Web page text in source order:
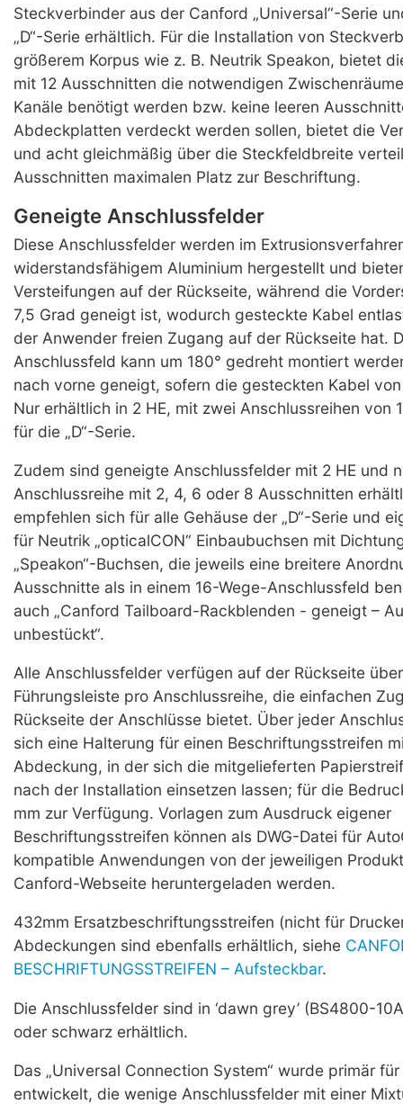
Steckverbinder aus der Canford „Universal“-Serie
„D“-Serie erhältlich. Für die Installation von
größerem Korpus wie z. B. Neutrik Speakon, bietet
mit 12 Ausschnitten die notwendigen
Kanäle benötigt werden bzw. keine leeren
Abdeckplatten verdeckt werden sollen, bietet die
und acht gleichmäßig über die Steckfeldbreite
Ausschnitten maximalen Platz zur Beschriftung.
Geneigte Anschlussfelder
Diese Anschlussfelder werden im
widerstandsfähigem Aluminium hergestellt und
Versteifungen auf der Rückseite, während die
7,5 Grad geneigt ist, wodurch gesteckte Kabel
der Anwender freien Zugang auf der Rückseite hat.
Anschlussfeld kann um 180° gedreht montiert
nach vorne geneigt, sofern die gesteckten Kabel
Nur erhältlich in 2 HE, mit zwei Anschlussreihen von
für die „D“-Serie.
Zudem sind geneigte Anschlussfelder mit 2 HE und
Anschlussreihe mit 2, 4, 6 oder 8 Ausschnitten
empfehlen sich für alle Gehäuse der „D“-Serie und
für Neutrik „opticalCON“ Einbaubuchsen mit
„Speakon“-Buchsen, die jeweils eine breitere
Ausschnitte als in einem 16-Wege-Anschlussfeld
auch „Canford Tailboard-Rackblenden - geneigt –
unbestückt“.
Alle Anschlussfelder verfügen auf der Rückseite
Führungsleiste pro Anschlussreihe, die einfachen
Rückseite der Anschlüsse bietet. Über jeder
sich eine Halterung für einen Beschriftungsstreifen
Abdeckung, in der sich die mitgelieferten
nach der Installation einsetzen lassen; für die
mm zur Verfügung. Vorlagen zum Ausdruck eigener
Beschriftungsstreifen können als DWG-Datei für
kompatible Anwendungen von der jeweiligen
Canford-Webseite heruntergeladen werden.
432mm Ersatzbeschriftungsstreifen (nicht für
Abdeckungen sind ebenfalls erhältlich, siehe
BESCHRIFTUNGSSTREIFEN – Aufsteckbar.
Die Anschlussfelder sind in ‘dawn grey’ (BS4800-
oder schwarz erhältlich.
Das „Universal Connection System“ wurde primär
entwickelt, die wenige Anschlussfelder mit einer